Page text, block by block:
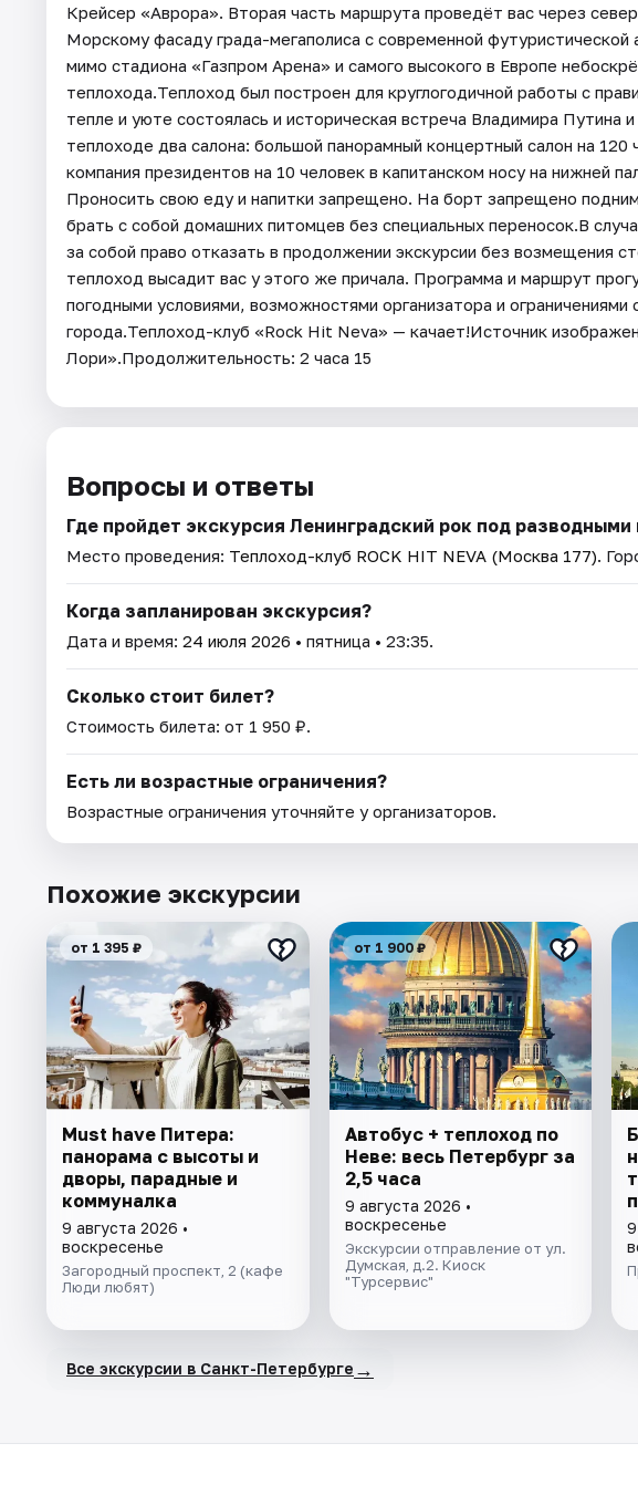
Крейсер «Аврора». Вторая часть маршрута проведёт вас через
Морскому фасаду града-мегаполиса с современной
мимо стадиона «Газпром Арена» и самого высокого в Европе
теплохода.Теплоход был построен для круглогодичной работы с
тепле и уюте состоялась и историческая встреча Владимира
теплоходе два салона: большой панорамный концертный салон на 120
компания президентов на 10 человек в капитанском носу на нижней
Проносить свою еду и напитки запрещено. На борт запрещено
брать с собой домашних питомцев без специальных переносок.В
за собой право отказать в продолжении экскурсии без возмещения
теплоход высадит вас у этого же причала. Программа и маршрут
погодными условиями, возможностями организатора и
города.Теплоход-клуб «Rock Hit Neva» — качает!Источник
Лори».Продолжительность: 2 часа 15
Вопросы и ответы
Где пройдет экскурсия Ленинградский рок под
Место проведения: Теплоход-клуб ROCK HIT NEVA (Москва 177).
Когда запланирован экскурсия?
Дата и время: 24 июля 2026 • пятница • 23:35.
Сколько стоит билет?
Стоимость билета: от 1 950 ₽.
Есть ли возрастные ограничения?
Возрастные ограничения уточняйте у организаторов.
Похожие экскурсии
от 1 395 ₽
Must have Питера:
панорама с высоты и
дворы, парадные и
коммуналка
9 августа 2026 •
воскресенье
Загородный проспект, 2 (кафе
Люди любят)
от 1 900 ₽
Автобус + теплоход по
Неве: весь Петербург за
2,5 часа
9 августа 2026 •
воскресенье
Экскурсии отправление от ул.
Думская, д.2. Киоск
"Турсервис"
Все экскурсии в Санкт-Петербурге →